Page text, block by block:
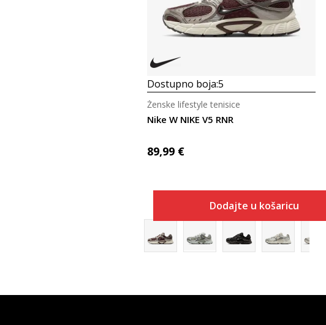
Dostupno boja:5
Nike W NIKE V5 RNR
Ženske lifestyle tenisice
89,99 €
Dodajte u košaricu